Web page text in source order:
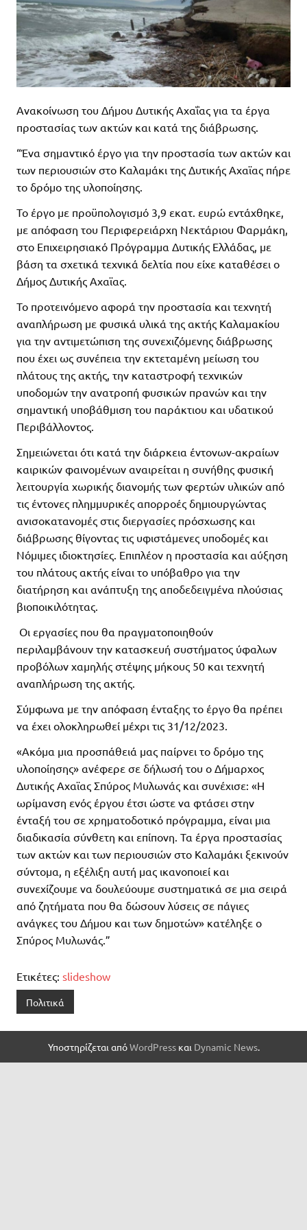
Ανακοίνωση του Δήμου Δυτικής Αχαΐας για τα έργα
προστασίας των ακτών και κατά της διάβρωσης.
“Ένα σημαντικό έργο για την προστασία των ακτών και
των περιουσιών στο Καλαμάκι της Δυτικής Αχαϊας πήρε
το δρόμο της υλοποίησης.
Το έργο με προϋπολογισμό 3,9 εκατ. ευρώ εντάχθηκε,
με απόφαση του Περιφερειάρχη Νεκτάριου Φαρμάκη,
στο Επιχειρησιακό Πρόγραμμα Δυτικής Ελλάδας, με
βάση τα σχετικά τεχνικά δελτία που είχε καταθέσει ο
Δήμος Δυτικής Αχαϊας.
Το προτεινόμενο αφορά την προστασία και τεχνητή
αναπλήρωση με φυσικά υλικά της ακτής Καλαμακίου
για την αντιμετώπιση της συνεχιζόμενης διάβρωσης
που έχει ως συνέπεια την εκτεταμένη μείωση του
πλάτους της ακτής, την καταστροφή τεχνικών
υποδομών την ανατροπή φυσικών πρανών και την
σημαντική υποβάθμιση του παράκτιου και υδατικού
Περιβάλλοντος.
Σημειώνεται ότι κατά την διάρκεια έντονων-ακραίων
καιρικών φαινομένων αναιρείται η συνήθης φυσική
λειτουργία χωρικής διανομής των φερτών υλικών από
τις έντονες πλημμυρικές απορροές δημιουργώντας
ανισοκατανομές στις διεργασίες πρόσχωσης και
διάβρωσης θίγοντας τις υφιστάμενες υποδομές και
Νόμιμες ιδιοκτησίες. Επιπλέον η προστασία και αύξηση
του πλάτους ακτής είναι το υπόβαθρο για την
διατήρηση και ανάπτυξη της αποδεδειγμένα πλούσιας
βιοποικιλότητας.
Οι εργασίες που θα πραγματοποιηθούν
περιλαμβάνουν την κατασκευή συστήματος ύφαλων
προβόλων χαμηλής στέψης μήκους 50 και τεχνητή
αναπλήρωση της ακτής.
Σύμφωνα με την απόφαση ένταξης το έργο θα πρέπει
να έχει ολοκληρωθεί μέχρι τις 31/12/2023.
«Ακόμα μια προσπάθειά μας παίρνει το δρόμο της
υλοποίησης» ανέφερε σε δήλωσή του ο Δήμαρχος
Δυτικής Αχαϊας Σπύρος Μυλωνάς και συνέχισε: «Η
ωρίμανση ενός έργου έτσι ώστε να φτάσει στην
ένταξή του σε χρηματοδοτικό πρόγραμμα, είναι μια
διαδικασία σύνθετη και επίπονη. Τα έργα προστασίας
των ακτών και των περιουσιών στο Καλαμάκι ξεκινούν
σύντομα, η εξέλιξη αυτή μας ικανοποιεί και
συνεχίζουμε να δουλεύουμε συστηματικά σε μια σειρά
από ζητήματα που θα δώσουν λύσεις σε πάγιες
ανάγκες του Δήμου και των δημοτών» κατέληξε ο
Σπύρος Μυλωνάς.”
Ετικέτες: slideshow
Πολιτικά
Υποστηρίζεται απόWordPressκαι Dynamic News.